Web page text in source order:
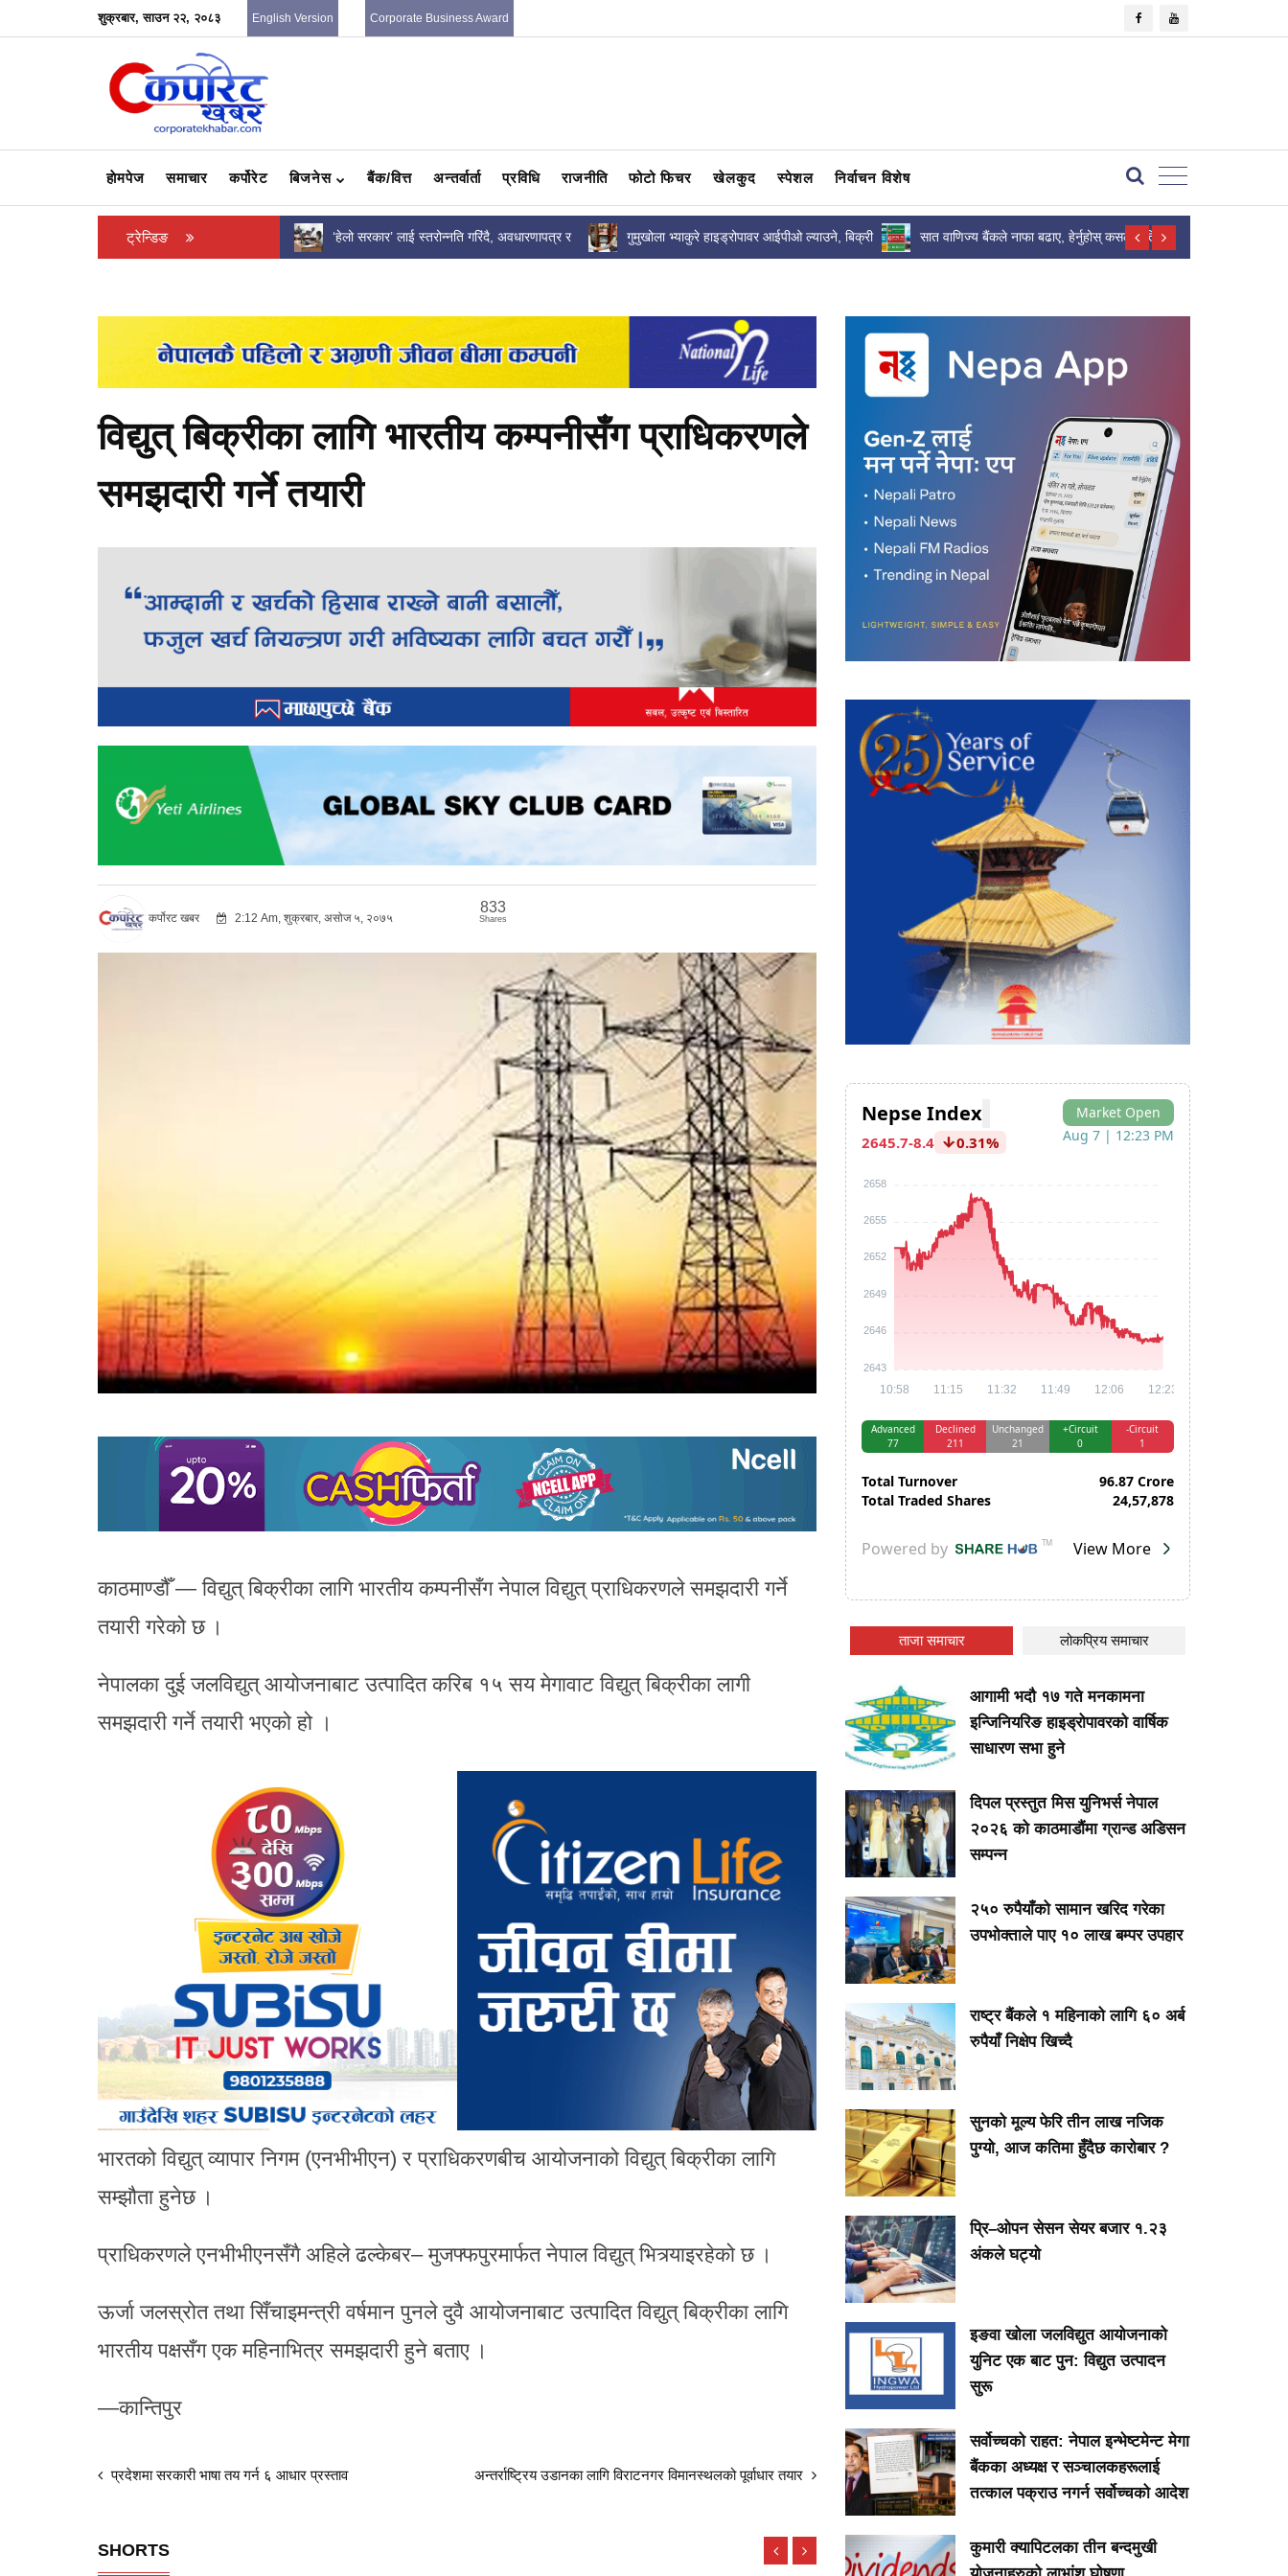
शुक्रबार, साउन २२, २०८३ English Version Corporate Business Award
हाेमपेज समाचार कर्पोरेट बिजनेस बैंक/वित्त अन्तर्वार्ता प्रविधि राजनीति फोटो फिचर खेलकुद स्पेशल निर्वाचन विशेष
ट्रेन्डिङ
सेना प्रमुखको तलब ९० हजार नाघ्यो, सिपाहीको कति
‘हेलो सरकार’ लाई स्तरोन्नति गरिंदै, अवधारणापत्र र
गुमुखोला भ्याकुरे हाइड्रोपावर आईपीओ ल्याउने, बिक्री
सात वाणिज्य बैंकले नाफा बढाए, हेर्नुहोस् कसले कति
विद्युत् बिक्रीका लागि भारतीय कम्पनीसँग प्राधिकरणले
समझदारी गर्ने तयारी
कर्पोरट खबर 2:12 Am, शुक्रबार, असोज ५, २०७५
833
Shares
काठमाण्डौँ — विद्युत् बिक्रीका लागि भारतीय कम्पनीसँग नेपाल विद्युत् प्राधिकरणले समझदारी गर्ने
तयारी गरेको छ ।
नेपालका दुई जलविद्युत् आयोजनाबाट उत्पादित करिब १५ सय मेगावाट विद्युत् बिक्रीका लागी
समझदारी गर्ने तयारी भएको हो ।
भारतको विद्युत् व्यापार निगम (एनभीभीएन) र प्राधिकरणबीच आयोजनाको विद्युत् बिक्रीका लागि
सम्झौता हुनेछ ।
प्राधिकरणले एनभीभीएनसँगै अहिले ढल्केबर– मुजफ्फपुरमार्फत नेपाल विद्युत् भित्र्याइरहेको छ ।
ऊर्जा जलस्रोत तथा सिँचाइमन्त्री वर्षमान पुनले दुवै आयोजनाबाट उत्पादित विद्युत् बिक्रीका लागि
भारतीय पक्षसँग एक महिनाभित्र समझदारी हुने बताए ।
—कान्तिपुर
प्रदेशमा सरकारी भाषा तय गर्न ६ आधार प्रस्ताव अन्तर्राष्ट्रिय उडानका लागि विराटनगर विमानस्थलको पूर्वाधार तयार
SHORTS
ताजा समाचार लोकप्रिय समाचार
आगामी भदौ १७ गते मनकामना
इन्जिनियरिङ हाइड्रोपावरको वार्षिक
साधारण सभा हुने
दिपल प्रस्तुत मिस युनिभर्स नेपाल
२०२६ को काठमाडौंमा ग्रान्ड अडिसन
सम्पन्न
२५० रुपैयाँको सामान खरिद गरेका
उपभोक्ताले पाए १० लाख बम्पर उपहार
राष्ट्र बैंकले १ महिनाको लागि ६० अर्ब
रुपैयाँ निक्षेप खिच्दै
सुनको मूल्य फेरि तीन लाख नजिक
पुग्यो, आज कतिमा हुँदैछ कारोबार ?
प्रि–ओपन सेसन सेयर बजार १.२३
अंकले घट्यो
इङवा खोला जलविद्युत आयोजनाको
युनिट एक बाट पुन: विद्युत उत्पादन
सुरू
सर्वोच्चको राहत: नेपाल इन्भेष्टमेन्ट मेगा
बैंकका अध्यक्ष र सञ्चालकहरूलाई
तत्काल पक्राउ नगर्न सर्वोच्चको आदेश
कुमारी क्यापिटलका तीन बन्दमुखी
×